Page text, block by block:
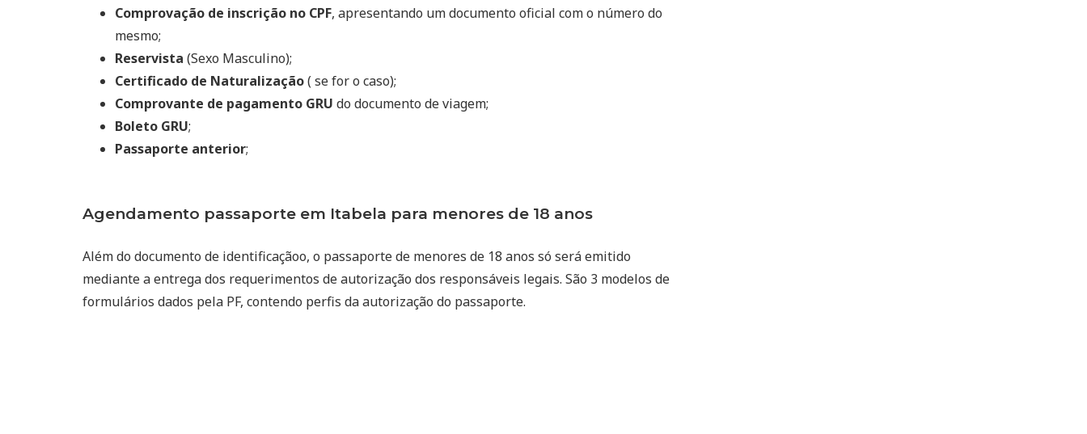
Comprovação de inscrição no CPF, apresentando um documento oficial com o número do
mesmo;
Reservista (Sexo Masculino);
Certificado de Naturalização( se for o caso);
Comprovante de pagamento GRU do documento de viagem;
Boleto GRU;
Passaporte anterior;
Agendamento passaporte em Itabela para menores de 18 anos
Além do documento de identificaçãoo, o passaporte de menores de 18 anos só será emitido
mediante a entrega dos requerimentos de autorização dos responsáveis legais. São 3 modelos de
formulários dados pela PF, contendo perfis da autorização do passaporte.